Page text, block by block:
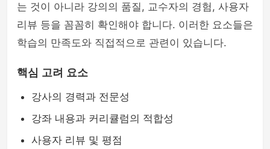
는 것이 아니라 강의의 품질, 교수자의 경험, 사용자
리뷰 등을 꼼꼼히 확인해야 합니다. 이러한 요소들은
학습의 만족도와 직접적으로 관련이 있습니다.
핵심 고려 요소
강사의 경력과 전문성
강좌 내용과 커리큘럼의 적합성
사용자 리뷰 및 평점